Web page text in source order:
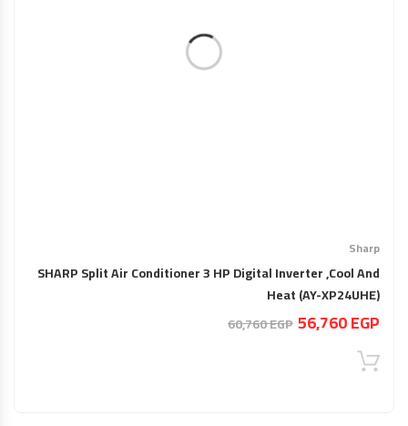
Sharp
SHARP Split Air Conditioner 3 HP Digital Inverter ,Cool And
Heat (AY-XP24UHE)
60,760EGP السعر 56,760EGP السعر